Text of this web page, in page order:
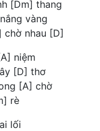
[Dm] thang
vàng
chờ nhau [D]
niệm
[D] thơ
[A] chờ
rè
lối